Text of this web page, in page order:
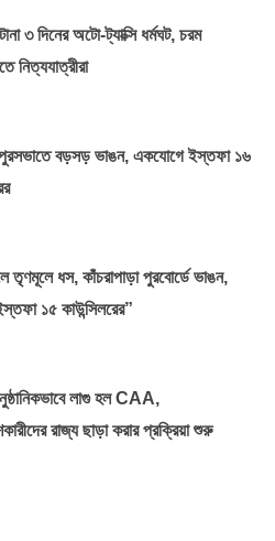
৩ দিনের অটো-ট্যাক্সি ধর্মঘট, চরম
নিত্যযাত্রীরা
পুরসভাতে বড়সড় ভাঙন, একযোগে ইস্তফা ১৬
তৃণমূলে ধস, কাঁচরাপাড়া পুরবোর্ডে ভাঙন,
১৫ কাউন্সিলরের”
লাগু হল CAA,
রাজ্য ছাড়া করার প্রক্রিয়া শুরু